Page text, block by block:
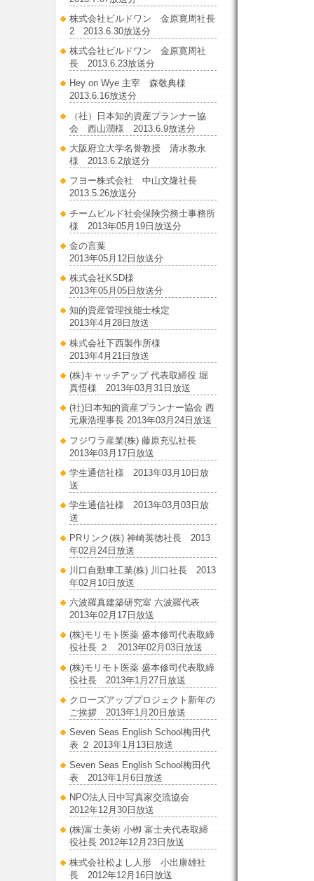
株式会社ビルドワン 金原寛周社長
2 2013.6.30放送分
株式会社ビルドワン 金原寛周社
長 2013.6.23放送分
Hey on Wye 主宰 森敬典様
2013.6.16放送分
（社）日本知的資産プランナー協
会 西山潤様 2013.6.9放送分
大阪府立大学名誉教授 清水教永
様 2013.6.2放送分
フヨー株式会社 中山文隆社長
2013.5.26放送分
チームビルド社会保険労務士事務所
様 2013年05月19日放送分
金の言葉
2013年05月12日放送分
株式会社KSD様
2013年05月05日放送分
知的資産管理技能士検定
2013年4月28日放送
株式会社下西製作所様
2013年4月21日放送
(株)キャッチアップ 代表取締役 堀
真悟様 2013年03月31日放送
(社)日本知的資産プランナー協会 西
元康浩理事長 2013年03月24日放送
フジワラ産業(株) 藤原充弘社長
2013年03月17日放送
学生通信社様 2013年03月10日放
送
学生通信社様 2013年03月03日放
送
PRリンク(株) 神崎英徳社長 2013
年02月24日放送
川口自動車工業(株) 川口社長 2013
年02月10日放送
六波羅真建築研究室 六波羅代表
2013年02月17日放送
(株)モリモト医薬 盛本修司代表取締
役社長 ２ 2013年02月03日放送
(株)モリモト医薬 盛本修司代表取締
役社長 2013年1月27日放送
クローズアッププロジェクト新年の
ご挨拶 2013年1月20日放送
Seven Seas English School梅田代
表 ２ 2013年1月13日放送
Seven Seas English School梅田代
表 2013年1月6日放送
NPO法人日中写真家交流協会
2012年12月30日放送
(株)富士美術 小栁 富士夫代表取締
役社長 2012年12月23日放送
株式会社松よし人形 小出康雄社
長 2012年12月16日放送